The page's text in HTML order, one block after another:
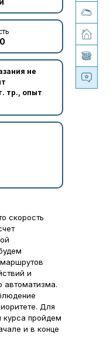
не
тр., опыт
скорость
и
автоматизма.
Для
курса пройдем
и в конце